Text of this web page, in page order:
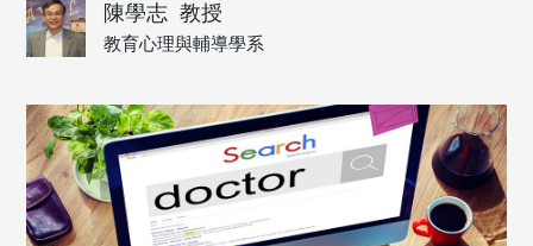
陳學志 教授
教育心理與輔導學系